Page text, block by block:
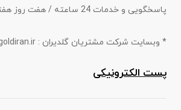
پاسخگویی و خدمات 24 ساعته / هفت روز هفته (بدون تعطیلی )
* وبسایت شرکت مشتریان گلدیران : cs.goldiran.ir
پست الکترونیکی